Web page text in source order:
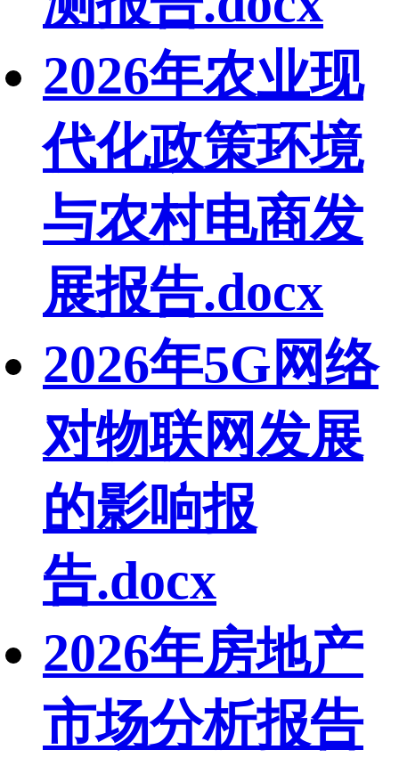
2026年农业现
代化政策环境
与农村电商发
展报告.docx
2026年5G网络
对物联网发展
的影响报
告.docx
2026年房地产
市场分析报告